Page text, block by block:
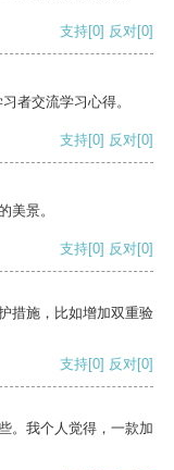
支持[0] 反对[0]
者交流学习心得。
支持[0] 反对[0]
美景。
支持[0] 反对[0]
措施，比如增加双重验
支持[0] 反对[0]
。我个人觉得，一款加